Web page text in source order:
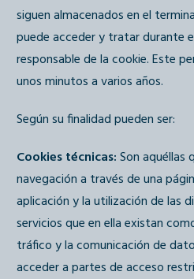
siguen almacenados en el
puede acceder y tratar durante
responsable de la cookie. Este
unos minutos a varios años.
Según su finalidad pueden ser:
Cookies técnicas:Son aquéllas
navegación a través de una
aplicación y la utilización de las
servicios que en ella existan
tráfico y la comunicación de
acceder a partes de acceso